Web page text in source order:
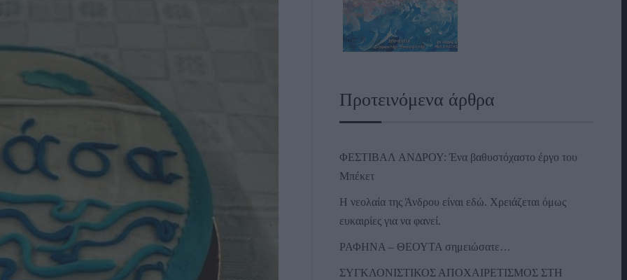
Προτεινόμενα άρθρα
ΦΕΣΤΙΒΑΛ ΑΝΔΡΟΥ: Ένα βαθυστόχαστο έργο του
Μπέκετ
Η νεολαία της Άνδρου είναι εδώ. Χρειάζεται όμως
ευκαιρίες για να φανεί.
ΡΑΦΗΝΑ – ΘΕΟΥΤΑ σημειώσατε…
ΣΥΓΚΛΟΝΙΣΤΙΚΟΣ ΑΠΟΧΑΙΡΕΤΙΣΜΟΣ ΣΤΗ